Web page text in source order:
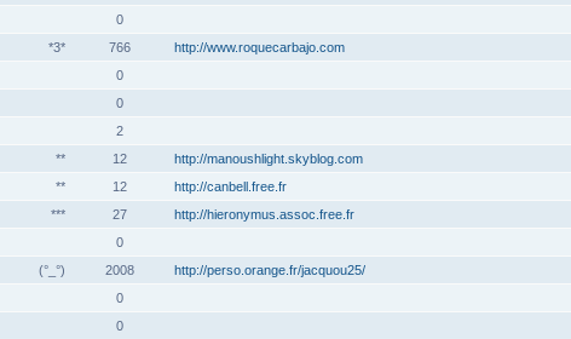
0
*3*
766 http://www.roquecarbajo.com
0
0
2
**
12 http://manoushlight.skyblog.com
**
12 http://canbell.free.fr
***
27 http://hieronymus.assoc.free.fr
0
(°_°)
2008 http://perso.orange.fr/jacquou25/
0
0